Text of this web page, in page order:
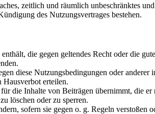
zeitlich und räumlich unbeschränktes
des Nutzungsvertrages bestehen.
die gegen geltendes Recht oder die
diese Nutzungsbedingungen oder
Hausverbot erteilen.
die Inhalte von Beiträgen übernimmt, die
löschen oder zu sperren.
sofern sie gegen o. g. Regeln